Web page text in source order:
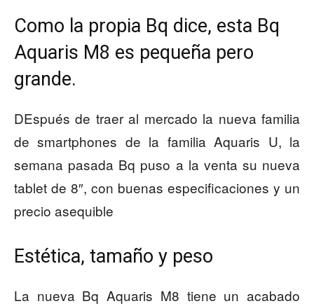
Como la propia Bq dice, esta Bq
Aquaris M8 es pequeña pero
grande.
DEspués de traer al mercado la nueva familia
de smartphones de la familia Aquaris U, la
semana pasada Bq puso a la venta su nueva
tablet de 8″, con buenas especificaciones y un
precio asequible
Estética, tamaño y peso
La nueva Bq Aquaris M8 tiene un acabado